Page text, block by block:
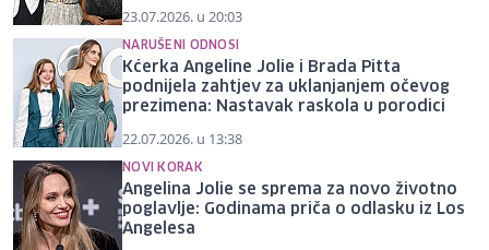
23.07.2026. u 20:03
NARUŠENI ODNOSI
Kćerka Angeline Jolie i Brada Pitta
podnijela zahtjev za uklanjanjem očevog
prezimena: Nastavak raskola u porodici
22.07.2026. u 13:38
NOVI KORAK
Angelina Jolie se sprema za novo životno
poglavlje: Godinama priča o odlasku iz Los
Angelesa